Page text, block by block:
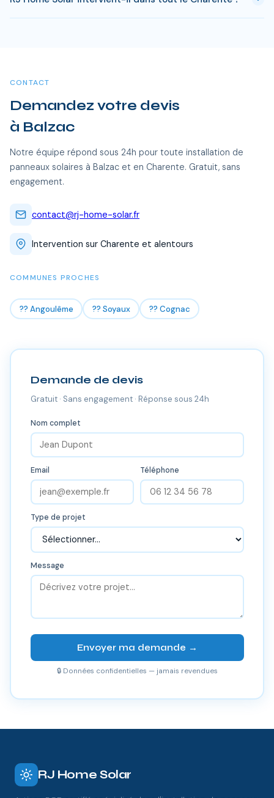
installation. Passe ce delai, chaque kWh produit est gratuit.
Sur 25 ans, une installation de 3 kWc genere des economies
CONTACT
Demandez votre devis
à Balzac
Notre équipe répond sous 24h pour toute installation de
panneaux solaires à Balzac et en Charente. Gratuit, sans
engagement.
contact@rj-home-solar.fr
Intervention sur Charente et alentours
COMMUNES PROCHES
?? Angoulême ?? Soyaux ?? Cognac
Demande de devis
Gratuit · Sans engagement · Réponse sous 24h
Nom complet
Email Téléphone
Type de projet
Message
Envoyer ma demande →
🔒 Données confidentielles — jamais revendues
RJ Home Solar